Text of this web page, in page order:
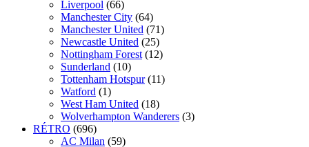
Liverpool (66)
Manchester City (64)
Manchester United (71)
Newcastle United (25)
Nottingham Forest (12)
Sunderland (10)
Tottenham Hotspur (11)
Watford (1)
West Ham United (18)
Wolverhampton Wanderers (3)
RÉTRO (696)
AC Milan (59)